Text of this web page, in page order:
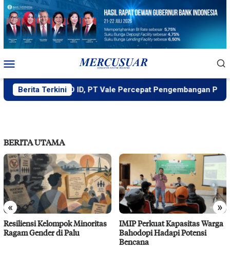
Loncat
konten
Mobile
Berita Terkini
Didukung MIND ID, PT Vale Percepat Pengembangan Proyek
BERITA UTAMA
« »
Resiliensi Kelompok Minoritas
Ragam Gender di Palu
IMIP Perkuat Kapasitas Warga
Bahodopi Hadapi Potensi
Bencana